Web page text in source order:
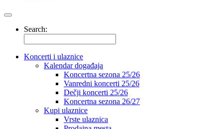
Search:
Koncerti i ulaznice
Kalendar događaja
Koncertna sezona 25/26
Vanredni koncerti 25/26
Dečji koncerti 25/26
Koncertna sezona 26/27
Kupi ulaznice
Vrste ulaznica